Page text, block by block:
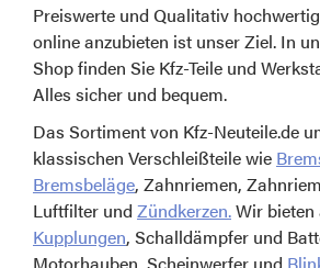
Preiswerte und Qualitativ
online anzubieten ist unser Ziel. In
Shop finden Sie Kfz-Teile und
Alles sicher und bequem.
Das Sortiment von Kfz-Neuteile.de
klassischen Verschleißteile wie
Bremsbeläge, Zahnriemen,
Luftfilter und Zündkerzen.Wir bieten
Kupplungen, Schalldämpfer und
Motorhauben, Scheinwerfer und